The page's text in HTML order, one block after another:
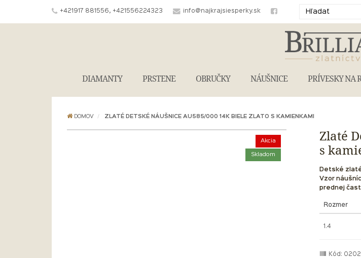
+421917 881556, +421556224323 info@najkrajsiesperky.sk
DIAMANTY PRSTENE OBRUČKY NÁUŠNICE PRÍVESKY NA
DOMOV ZLATÉ DETSKÉ NÁUŠNICE AU585/000 14K BIELE ZLATO S KAMIENKAMI
Akcia
Skladom
Zlaté
s
Detské
Vzor
prednej
Rozmer
1.4
Kód: